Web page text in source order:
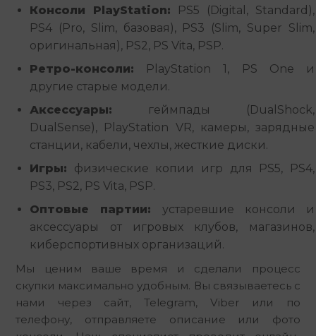
Консоли PlayStation: PS5 (Digital, Standard),
PS4 (Pro, Slim, базовая), PS3 (Slim, Super Slim,
оригинальная), PS2, PS Vita, PSP.
Ретро-консоли: PlayStation 1, PS One и
другие старые модели.
Аксессуары: геймпады (DualShock,
DualSense), PlayStation VR, камеры, зарядные
станции, кабели, чехлы, жесткие диски.
Игры: физические копии игр для PS5, PS4,
PS3, PS2, PS Vita, PSP.
Оптовые партии: устаревшие консоли и
аксессуары от игровых клубов, магазинов,
киберспортивных организаций.
Мы ценим ваше время и сделали процесс
скупки максимально удобным. Вы связываетесь с
нами через сайт, Telegram, Viber или по
телефону, отправляете описание или фото